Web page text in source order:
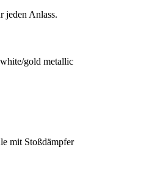
jeden Anlass.
gold metallic
mit Stoßdämpfer